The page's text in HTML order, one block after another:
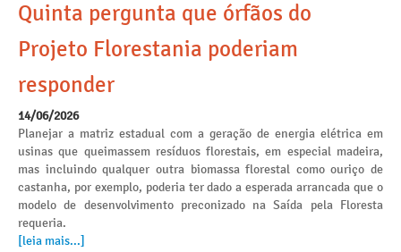
Quinta pergunta que órfãos do
Projeto Florestania poderiam
responder
14/06/2026
Planejar a matriz estadual com a geração de energia elétrica em
usinas que queimassem resíduos florestais, em especial madeira,
mas incluindo qualquer outra biomassa florestal como ouriço de
castanha, por exemplo, poderia ter dado a esperada arrancada que o
modelo de desenvolvimento preconizado na Saída pela Floresta
requeria.
[leia mais...]